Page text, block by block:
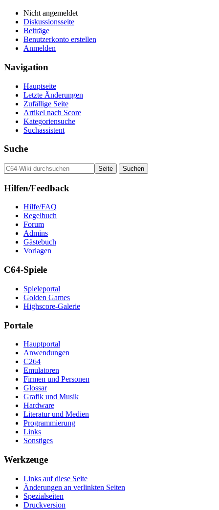
Nicht angemeldet
Diskussionsseite
Beiträge
Benutzerkonto erstellen
Anmelden
Navigation
Hauptseite
Letzte Änderungen
Zufällige Seite
Artikel nach Score
Kategoriensuche
Suchassistent
Suche
Hilfen/Feedback
Hilfe/FAQ
Regelbuch
Forum
Admins
Gästebuch
Vorlagen
C64-Spiele
Spieleportal
Golden Games
Highscore-Galerie
Portale
Hauptportal
Anwendungen
C264
Emulatoren
Firmen und Personen
Glossar
Grafik und Musik
Hardware
Literatur und Medien
Programmierung
Links
Sonstiges
Werkzeuge
Links auf diese Seite
Änderungen an verlinkten Seiten
Spezialseiten
Druckversion